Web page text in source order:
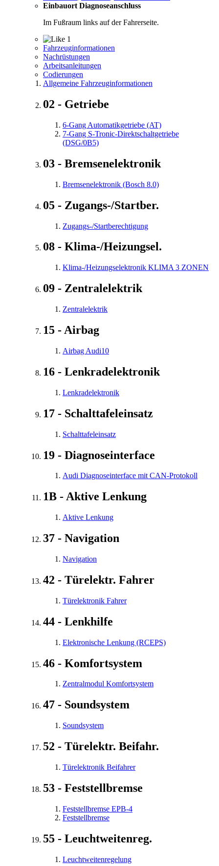
Einbauort Diagnoseanschluss
Im Fußraum links auf der Fahrerseite.
1
Fahrzeuginformationen
Nachrüstungen
Arbeitsanleitungen
Codierungen
Allgemeine Fahrzeuginformationen
02 - Getriebe
6-Gang Automatikgetriebe (AT)
7-Gang S-Tronic-Direktschaltgetriebe
(DSG/0B5)
03 - Bremsenelektronik
Bremsenelektronik (Bosch 8.0)
05 - Zugangs-/Startber.
Zugangs-/Startberechtigung
08 - Klima-/Heizungsel.
Klima-/Heizungselektronik KLIMA 3 ZONEN
09 - Zentralelektrik
Zentralelektrik
15 - Airbag
Airbag Audi10
16 - Lenkradelektronik
Lenkradelektronik
17 - Schalttafeleinsatz
Schalttafeleinsatz
19 - Diagnoseinterface
Audi Diagnoseinterface mit CAN-Protokoll
1B - Aktive Lenkung
Aktive Lenkung
37 - Navigation
Navigation
42 - Türelektr. Fahrer
Türelektronik Fahrer
44 - Lenkhilfe
Elektronische Lenkung (RCEPS)
46 - Komfortsystem
Zentralmodul Komfortsystem
47 - Soundsystem
Soundsystem
52 - Türelektr. Beifahr.
Türelektronik Beifahrer
53 - Feststellbremse
Feststellbremse EPB-4
Feststellbremse
55 - Leuchtweitenreg.
Leuchtweitenregelung